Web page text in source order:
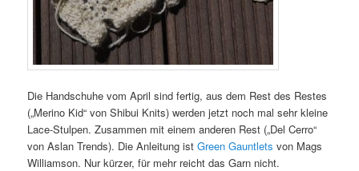
Die Handschuhe vom April sind fertig, aus dem Rest des Restes
(„Merino Kid“ von Shibui Knits) werden jetzt noch mal sehr kleine
Lace-Stulpen. Zusammen mit einem anderen Rest („Del Cerro“
von Aslan Trends). Die Anleitung istGreen Gauntletsvon Mags
Williamson. Nur kürzer, für mehr reicht das Garn nicht.